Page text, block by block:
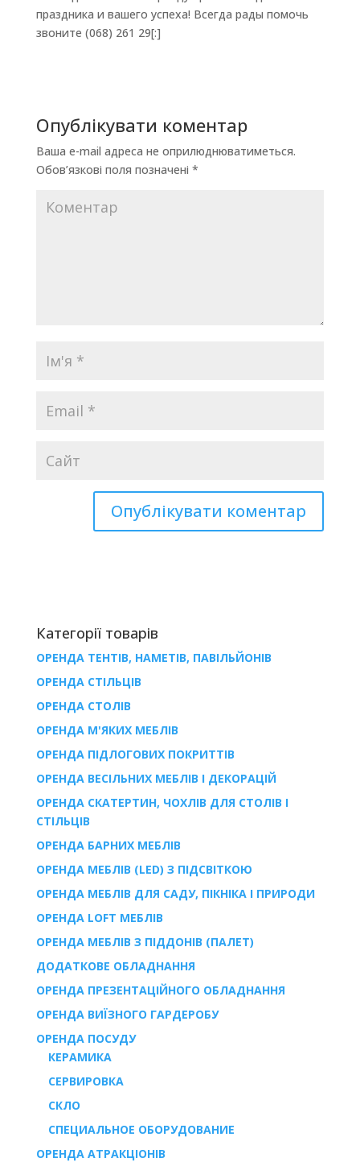
праздника и вашего успеха! Всегда рады помочь
звоните (068) 261 29[:]
Опублікувати коментар
Ваша e-mail адреса не оприлюднюватиметься.
Обов’язкові поля позначені *
Категорії товарів
ОРЕНДА ТЕНТІВ, НАМЕТІВ, ПАВІЛЬЙОНІВ
ОРЕНДА СТІЛЬЦІВ
ОРЕНДА СТОЛІВ
ОРЕНДА М'ЯКИХ МЕБЛІВ
ОРЕНДА ПІДЛОГОВИХ ПОКРИТТІВ
ОРЕНДА ВЕСІЛЬНИХ МЕБЛІВ І ДЕКОРАЦІЙ
ОРЕНДА СКАТЕРТИН, ЧОХЛІВ ДЛЯ СТОЛІВ І
СТІЛЬЦІВ
ОРЕНДА БАРНИХ МЕБЛІВ
ОРЕНДА МЕБЛІВ (LED) З ПІДСВІТКОЮ
ОРЕНДА МЕБЛІВ ДЛЯ САДУ, ПІКНІКА І ПРИРОДИ
ОРЕНДА LOFT МЕБЛІВ
ОРЕНДА МЕБЛІВ З ПІДДОНІВ (ПАЛЕТ)
ДОДАТКОВЕ ОБЛАДНАННЯ
ОРЕНДА ПРЕЗЕНТАЦІЙНОГО ОБЛАДНАННЯ
ОРЕНДА ВИЇЗНОГО ГАРДЕРОБУ
ОРЕНДА ПОСУДУ
КЕРАМИКА
СЕРВИРОВКА
СКЛО
СПЕЦИАЛЬНОЕ ОБОРУДОВАНИЕ
ОРЕНДА АТРАКЦІОНІВ